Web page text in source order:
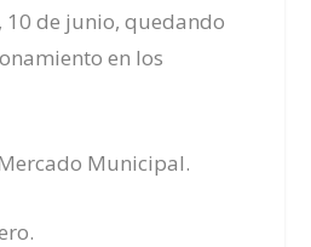
10 de junio, quedando
en los
Municipal.